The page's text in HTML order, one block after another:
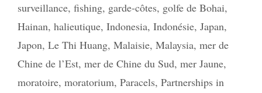
surveillance, fishing, garde-côtes, golfe de Bohai,
Hainan, halieutique, Indonesia, Indonésie, Japan,
Japon, Le Thi Huang, Malaisie, Malaysia, mer de
Chine de l’Est, mer de Chine du Sud, mer Jaune,
moratoire, moratorium, Paracels, Partnerships in